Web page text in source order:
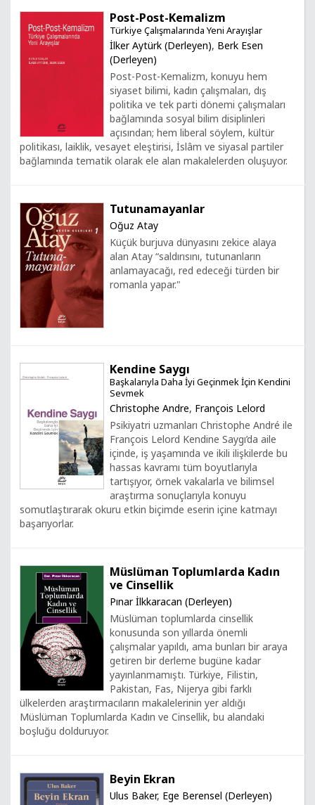
Post-Post-Kemalizm
Türkiye Çalışmalarında Yeni Arayışlar
İlker Aytürk (Derleyen), Berk Esen
(Derleyen)
Post-Post-Kemalizm, konuyu hem
siyaset bilimi, kadın çalışmaları, dış
politika ve tek parti dönemi çalışmaları
bağlamında sosyal bilim disiplinleri
açısından; hem liberal söylem, kültür
politikası, laiklik, vesayet eleştirisi, İslâm ve siyasal partiler
bağlamında tematik olarak ele alan makalelerden oluşuyor.
Tutunamayanlar
Oğuz Atay
Küçük burjuva dünyasını zekice alaya
alan Atay “saldırısını, tutunanların
anlamayacağı, red edeceği türden bir
romanla yapar."
Kendine Saygı
Başkalarıyla Daha İyi Geçinmek İçin Kendini
Sevmek
Christophe Andre, François Lelord
Psikiyatri uzmanları Christophe André ile
François Lelord Kendine Saygı’da aile
içinde, iş yaşamında ve ikili ilişkilerde bu
hassas kavramı tüm boyutlarıyla
tartışıyor, örnek vakalarla ve bilimsel
araştırma sonuçlarıyla konuyu
somutlaştırarak okuru etkin biçimde eserin içine katmayı
başarıyorlar.
Müslüman Toplumlarda Kadın
ve Cinsellik
Pınar İlkkaracan (Derleyen)
Müslüman toplumlarda cinsellik
konusunda son yıllarda önemli
çalışmalar yapıldı, ama bunları bir araya
getiren bir derleme bugüne kadar
yayınlanmamıştı. Türkiye, Filistin,
Pakistan, Fas, Nijerya gibi farklı
ülkelerden araştırmacıların makalelerinin yer aldığı
Müslüman Toplumlarda Kadın ve Cinsellik, bu alandaki
boşluğu dolduruyor.
Beyin Ekran
Ulus Baker, Ege Berensel (Derleyen)